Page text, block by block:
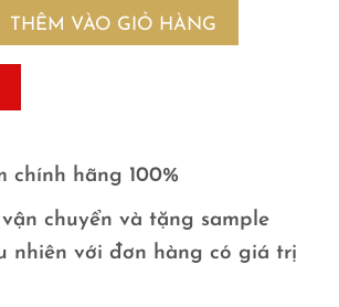
THÊM VÀO GIỎ HÀNG
chính hãng 100%
chuyển và tặng sample
nhiên với đơn hàng có giá trị